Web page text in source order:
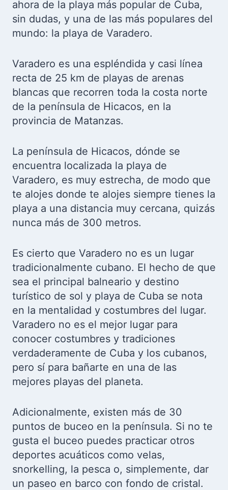
ahora de la playa más popular de Cuba,
sin dudas, y una de las más populares del
mundo: la playa de Varadero.
Varadero es una espléndida y casi línea
recta de 25 km de playas de arenas
blancas que recorren toda la costa norte
de la península de Hicacos, en la
provincia de Matanzas.
La península de Hicacos, dónde se
encuentra localizada la playa de
Varadero, es muy estrecha, de modo que
te alojes donde te alojes siempre tienes la
playa a una distancia muy cercana, quizás
nunca más de 300 metros.
Es cierto que Varadero no es un lugar
tradicionalmente cubano. El hecho de que
sea el principal balneario y destino
turístico de sol y playa de Cuba se nota
en la mentalidad y costumbres del lugar.
Varadero no es el mejor lugar para
conocer costumbres y tradiciones
verdaderamente de Cuba y los cubanos,
pero sí para bañarte en una de las
mejores playas del planeta.
Adicionalmente, existen más de 30
puntos de buceo en la península. Si no te
gusta el buceo puedes practicar otros
deportes acuáticos como velas,
snorkelling, la pesca o, simplemente, dar
un paseo en barco con fondo de cristal.